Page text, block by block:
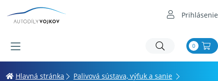
Prihlásenie
0
Hlavná stránka
Palivová sústava, výfuk a sanie